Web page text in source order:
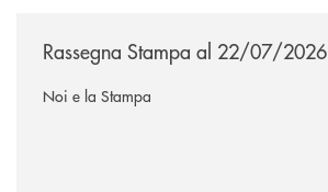
Rassegna Stampa al 22/07/2026
Noi e la Stampa